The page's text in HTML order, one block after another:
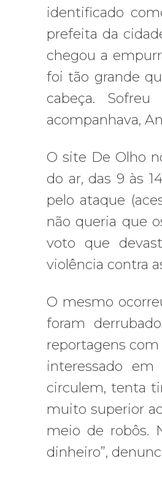
identificado
prefeita da
chegou a
foi tão grande
cabeça.
acompanhava,
O site De Olho
do ar, das 9 às
pelo ataque
não queria que
voto que
violência contra
O mesmo
foram
reportagens com
interessado
circulem, tenta
muito superior
meio de robôs.
dinheiro”,